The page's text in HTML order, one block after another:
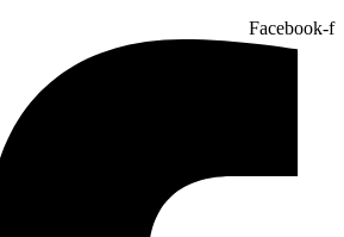
Facebook-f